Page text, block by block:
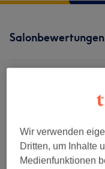
Salonbewertungen
Ambiente
Sauberkeit
Wir verwenden
Dritten, um Inhalte
Medienfunktionen